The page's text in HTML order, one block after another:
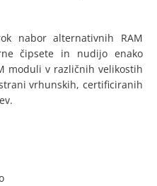
nabor alternativnih RAM
čipsete in nudijo enako
moduli v različnih velikostih
vrhunskih, certificiranih